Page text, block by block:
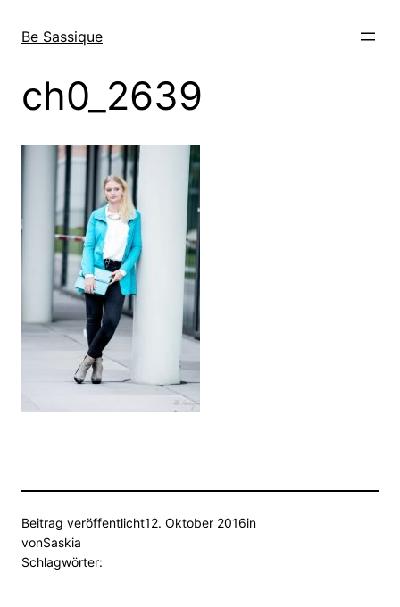
zum
wechseln
Be Sassique
ch0_2639
Beitrag veröffentlicht12. Oktober 2016in
vonSaskia
Schlagwörter: